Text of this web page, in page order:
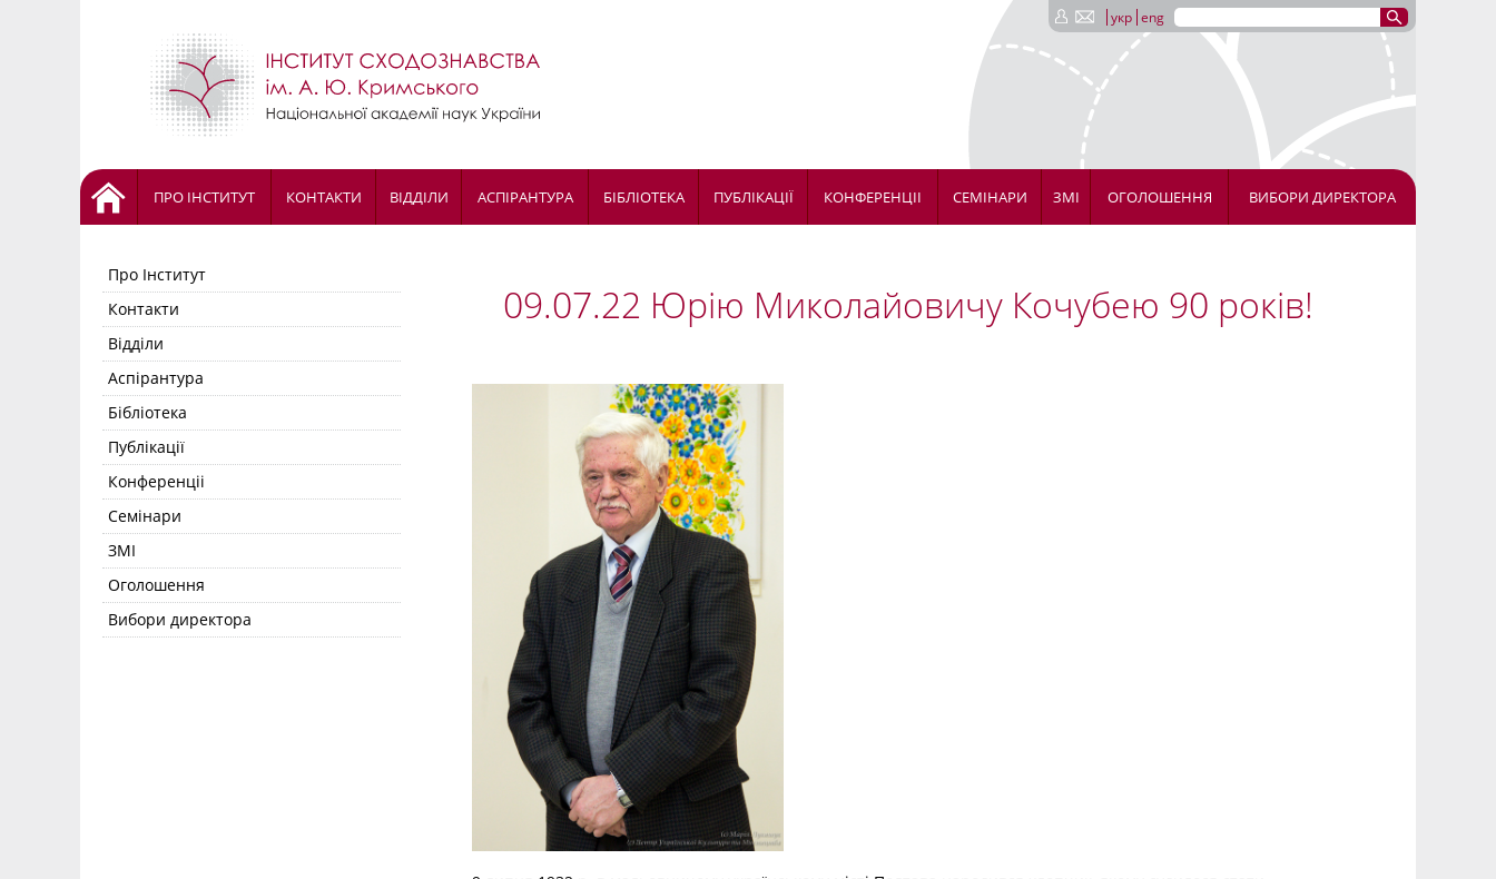
укр eng
ПРО ІНСТИТУТ КОНТАКТИ ВІДДІЛИ АСПІРАНТУРА БІБЛІОТЕКА ПУБЛІКАЦІЇ КОНФЕРЕНЦІІ СЕМІНАРИ ЗМІ ОГОЛОШЕННЯ ВИБОРИ ДИРЕКТОРА
Про Інститут
Контакти
Відділи
Аспірантура
Бібліотека
Публікації
Конференціі
Семінари
ЗМІ
Оголошення
Вибори директора
09.07.22 Юрію Миколайовичу Кочубею 90 років!